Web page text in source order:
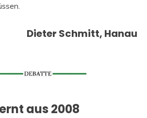
Dieter Schmitt, Hanau
aus 2008